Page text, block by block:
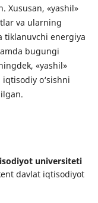
Xususan, «yashil»
va ularning
tiklanuvchi energiya
bugungi
«yashil»
o‘sishni
universiteti
davlat iqtisodiyot